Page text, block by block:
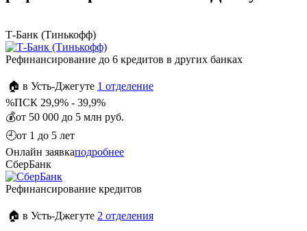
Т-Банк (Тинькофф)
Рефинансирование до 6 кредитов в других банках
🏠 в Усть-Джегуте 1 отделение
%ПСК 29,9% - 39,9%
💰от 50 000 до 5 млн руб.
🕘от 1 до 5 лет
Онлайн заявкаподробнее
СберБанк
Рефинансирование кредитов
🏠 в Усть-Джегуте 2 отделения